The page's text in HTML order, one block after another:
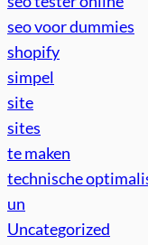
seo voor dummies
shopify
simpel
site
sites
te maken
technische
un
Uncategorized